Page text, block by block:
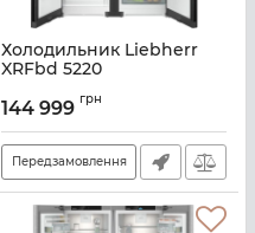
Холодильник Liebherr
XRFbd 5220
144 999 грн
Передзамовлення